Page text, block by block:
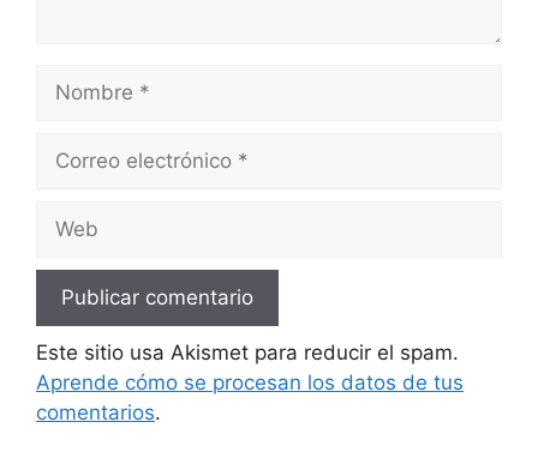
electrónico
Este sitio usa Akismet para reducir el spam.
Aprende cómo se procesan los datos de tus
comentarios.